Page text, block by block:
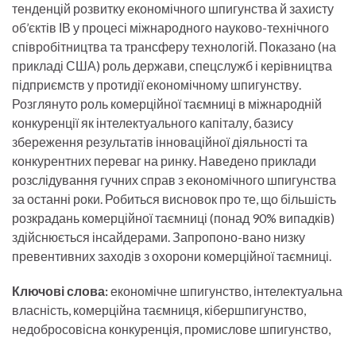
тенденцій розвитку економічного шпигунства й захисту
об’єктів ІВ у процесі міжнародного науково-технічного
співробітництва та трансферу технологій. Показано (на
прикладі США) роль держави, спецслужб і керівництва
підприємств у протидії економічному шпигунству.
Розглянуто роль комерційної таємниці в міжнародній
конкуренції як інтелектуального капіталу, базису
збереження результатів інноваційної діяльності та
конкурентних переваг на ринку. Наведено приклади
розслідування гучних справ з економічного шпигунства
за останні роки. Робиться висновок про те, що більшість
розкрадань комерційної таємниці (понад 90% випадків)
здійснюється інсайдерами. Запропоно-вано низку
превентивних заходів з охорони комерційної таємниці.
Ключові слова:економічне шпигунство, інтелектуальна
власність, комерційна таємниця, кібершпигунство,
недобросовісна конкуренція, промислове шпигунство,